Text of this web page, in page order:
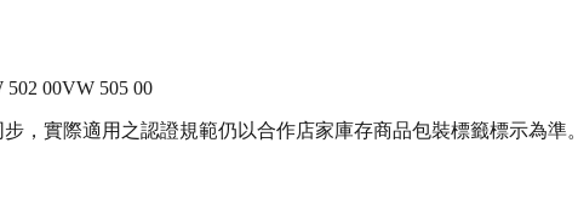
502 00VW 505 00
，實際適用之認證規範仍以合作店家庫存商品包裝標籤標示為準。